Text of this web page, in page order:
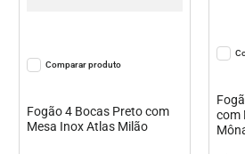
Comparar
Fogão 4 Bocas Preto com
Mesa Inox Atlas Milão
com